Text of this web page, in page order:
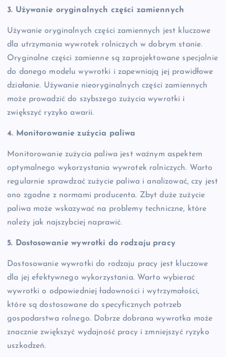
3. Używanie oryginalnych części zamiennych
Używanie oryginalnych części zamiennych jest kluczowe
dla utrzymania wywrotek rolniczych w dobrym stanie.
Oryginalne części zamienne są zaprojektowane specjalnie
do danego modelu wywrotki i zapewniają jej prawidłowe
działanie. Używanie nieoryginalnych części zamiennych
może prowadzić do szybszego zużycia wywrotki i
zwiększyć ryzyko awarii.
4. Monitorowanie zużycia paliwa
Monitorowanie zużycia paliwa jest ważnym aspektem
optymalnego wykorzystania wywrotek rolniczych. Warto
regularnie sprawdzać zużycie paliwa i analizować, czy jest
ono zgodne z normami producenta. Zbyt duże zużycie
paliwa może wskazywać na problemy techniczne, które
należy jak najszybciej naprawić.
5. Dostosowanie wywrotki do rodzaju pracy
Dostosowanie wywrotki do rodzaju pracy jest kluczowe
dla jej efektywnego wykorzystania. Warto wybierać
wywrotki o odpowiedniej ładowności i wytrzymałości,
które są dostosowane do specyficznych potrzeb
gospodarstwa rolnego. Dobrze dobrana wywrotka może
znacznie zwiększyć wydajność pracy i zmniejszyć ryzyko
uszkodzeń.